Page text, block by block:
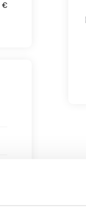
Minimihinta
Maksimihinta
€